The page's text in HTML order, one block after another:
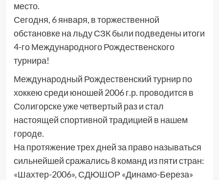
место.
Сегодня, 6 января, в торжественной
обстановке на льду СЗК были подведены итоги
4-го Международного Рождественского
турнира!
Международный Рождественский турнир по
хоккею среди юношей 2006 г.р. проводится в
Солигорске уже четвертый раз и стал
настоящей спортивной традицией в нашем
городе.
На протяжение трех дней за право называться
сильнейшей сражались 8 команд из пяти стран:
«Шахтер-2006», СДЮШОР «Динамо-Береза»